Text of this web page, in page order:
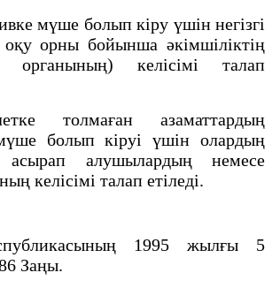
мүше болып кiру үшiн негiзгi
орны бойынша әкiмшiлiктiң
органының) келiсiмi талап
толмаған азаматтардың
мүше болып кiруi үшiн олардың
асырап алушылардың немесе
келiсiмi талап етiледi.
1995 жылғы 5
Заңы.